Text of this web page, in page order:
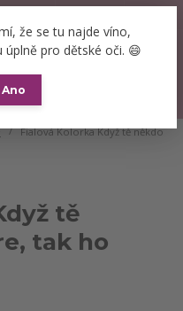
že se tu najde víno,
úplně pro dětské oči. 😄
Ano
0 Kč
Fialová Kolorka Když tě někdo
tě
tak ho